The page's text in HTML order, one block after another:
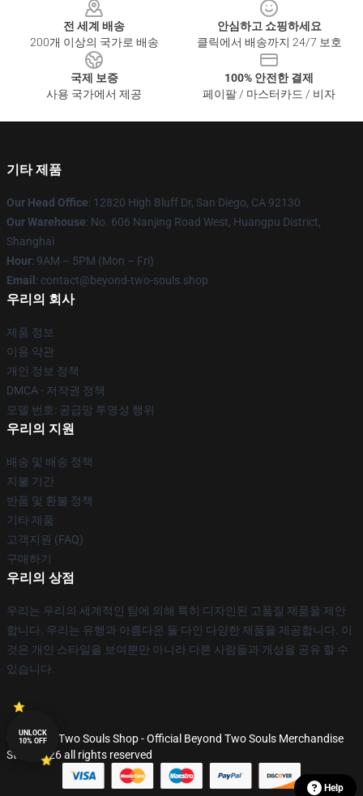
전 세계 배송
200개 이상의 국가로 배송
안심하고 쇼핑하세요
클릭에서 배송까지 24/7 보호
국제 보증
사용 국가에서 제공
100% 안전한 결제
페이팔 / 마스터카드 / 비자
기타 제품
Our Head Office: 12820 High Bluff Dr, San Diego, CA 92130
Our Warehouse: No. 606 Nanjing Road West, Huangpu District,
Shanghai
Hour: 9AM – 5PM (Mon – Fri)
Email : contact@beyond-two-souls.shop
우리의 회사
제품 정보
이용 약관
개인 정보 정책
DMCA - 저작권 정책
모델 번호: 공급망 투명성 행위
우리의 지원
배송 및 배송 정책
지불 기간
반품 및 환불 정책
기타 제품
고객지원 (FAQ)
구매하기
우리의 상점
우리는 우리의 세계적인 팀에 의해 특히 디자인된 고품질 제품을 제안
합니다. 우리는 유행과 아름다운 둘 다인 다양한 제품을 제공합니다. 이
것은 개인 스타일을 보여뿐만 아니라 다른 사람들과 개성을 공유 할 수
있습니다.
© Beyond Two Souls Shop - Official Beyond Two Souls Merchandise
Store 2026 all rights reserved
UNLOCK
10% OFF
Help